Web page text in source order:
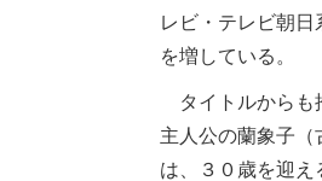
レビ・テレビ朝
を増している。
タイトルからも
主人公の蘭象子
は、３０歳を迎え